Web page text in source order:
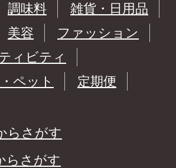
調味料
雑貨・日用品
美容
ファッション
ィビティ
ペット
定期便
らさがす
らさがす